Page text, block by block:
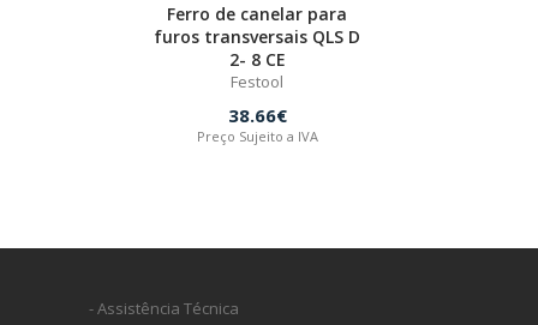
Ferro de canelar para
furos transversais QLS D
2- 8 CE
Festool
38.66€
Preço Sujeito a IVA
- Assistência Técnica